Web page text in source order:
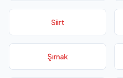
Siirt
Şırnak